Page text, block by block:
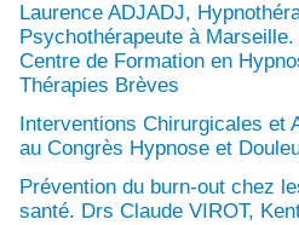
Laurence ADJADJ,
Psychothérapeute à
Centre de Formation en
Thérapies Brèves
Interventions Chirurgicales et
au Congrès Hypnose et
Prévention du burn-out chez
santé. Drs Claude VIROT,